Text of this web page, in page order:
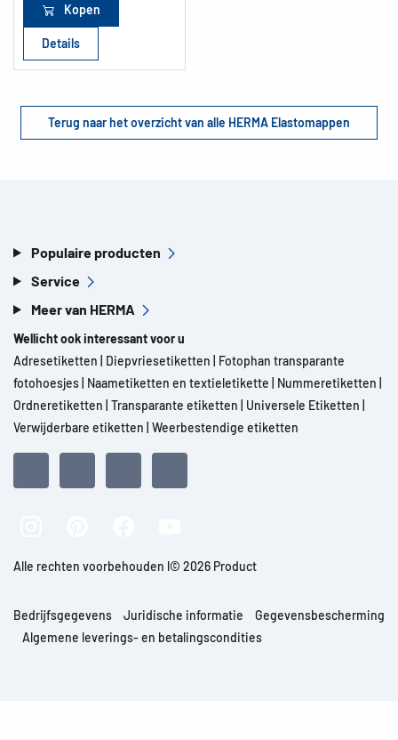
Kopen
Details
Terug naar het overzicht van alle HERMA Elastomappen
Populaire producten
Service
Meer van HERMA
Wellicht ook interessant voor u
Adresetiketten
Diepvriesetiketten
Fotophan transparante
fotohoesjes Naametiketten en textieletikette Nummeretiketten
Ordneretiketten Transparante etiketten Universele Etiketten
Verwijderbare etiketten Weerbestendige etiketten
Alle rechten voorbehouden l© 2026 Product
Bedrijfsgegevens Juridische informatie
Gegevensbescherming
Algemene leverings- en betalingscondities